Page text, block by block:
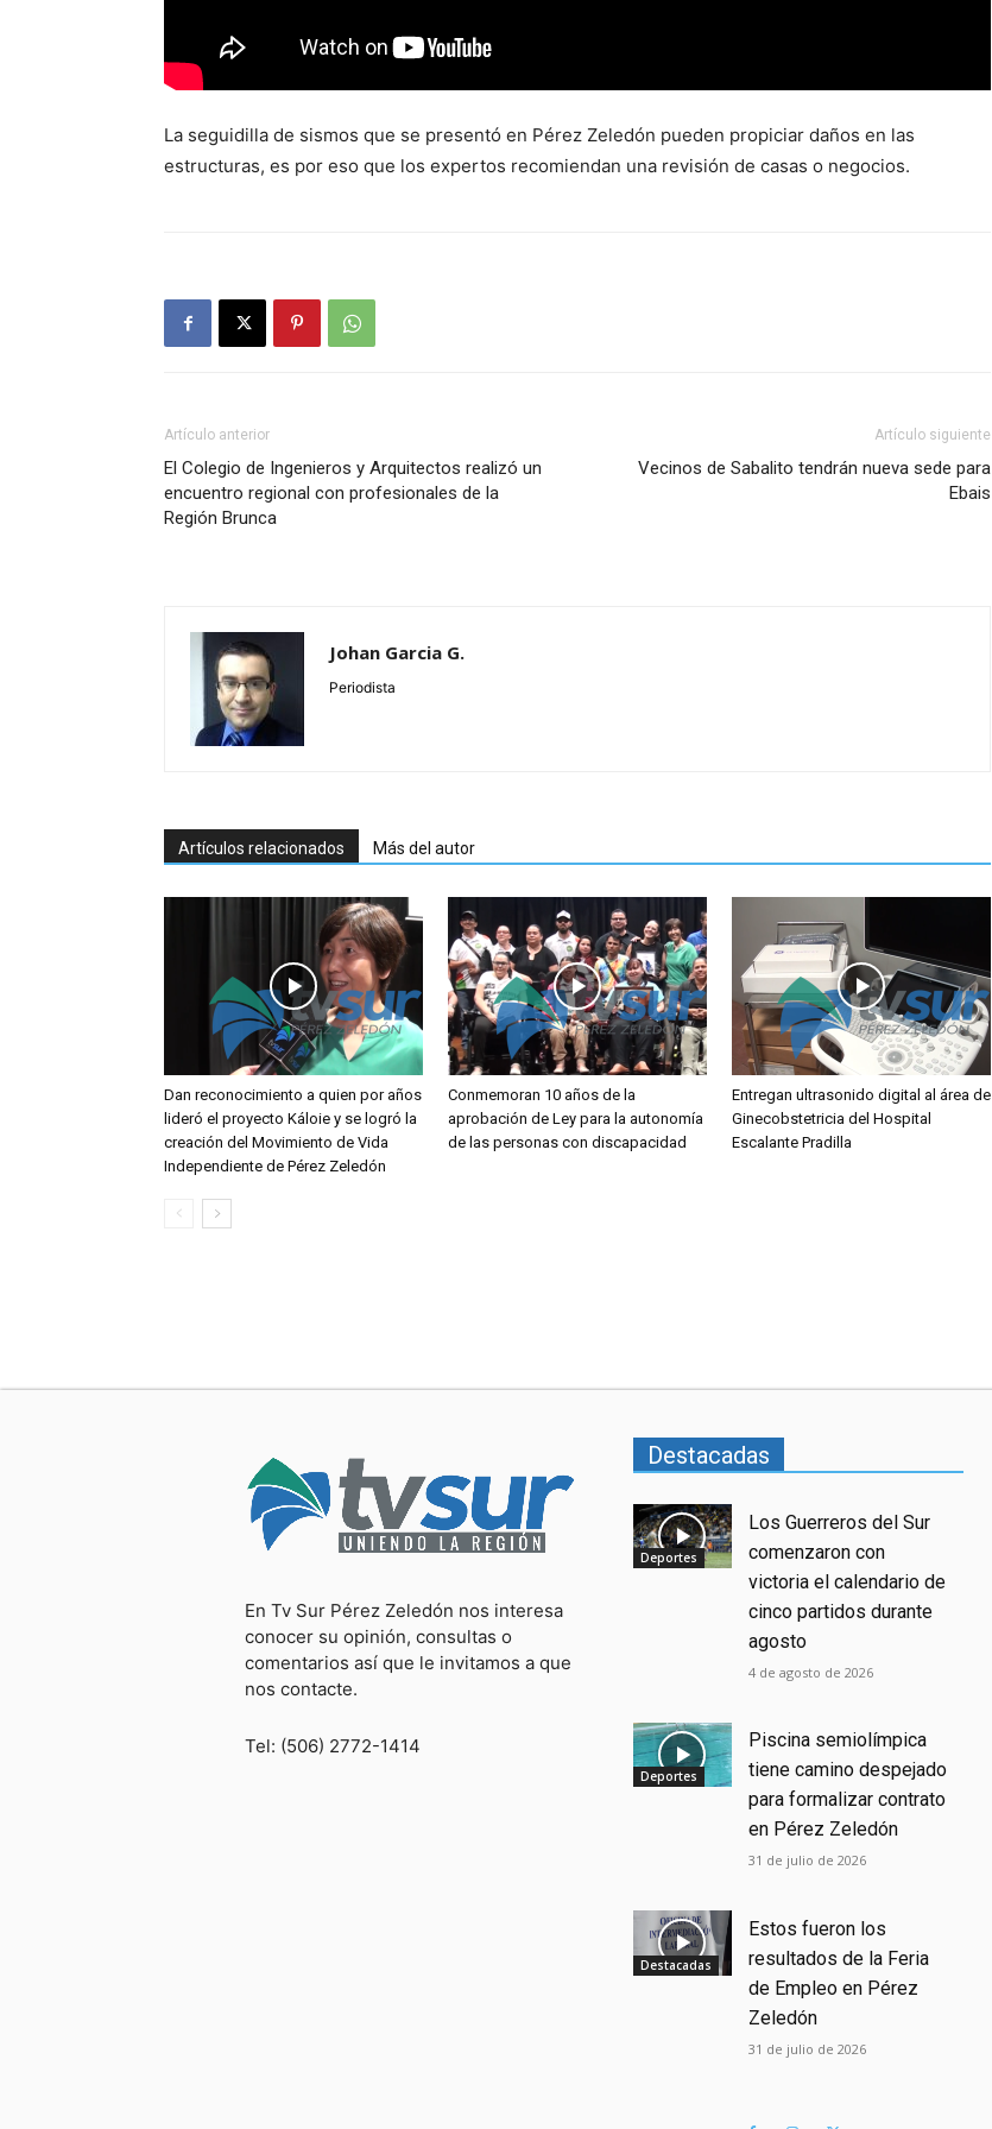
La seguidilla de sismos que se presentó en Pérez Zeledón pueden propiciar daños en las
estructuras, es por eso que los expertos recomiendan una revisión de casas o negocios.
Artículo anterior
El Colegio de Ingenieros y Arquitectos realizó un
encuentro regional con profesionales de la
Región Brunca
Artículo siguiente
Vecinos de Sabalito tendrán nueva sede para
Ebais
Johan Garcia G.
Periodista
Artículos relacionados Más del autor
Dan reconocimiento a quien por años
lideró el proyecto Káloie y se logró la
creación del Movimiento de Vida
Independiente de Pérez Zeledón
Conmemoran 10 años de la
aprobación de Ley para la autonomía
de las personas con discapacidad
Entregan ultrasonido digital al área de
Ginecobstetricia del Hospital
Escalante Pradilla
En Tv Sur Pérez Zeledón nos interesa
conocer su opinión, consultas o
comentarios así que le invitamos a que
nos contacte.
Tel: (506) 2772-1414
Destacadas
Deportes
Los Guerreros del Sur
comenzaron con
victoria el calendario de
cinco partidos durante
agosto
4 de agosto de 2026
Deportes
Piscina semiolímpica
tiene camino despejado
para formalizar contrato
en Pérez Zeledón
31 de julio de 2026
Destacadas
Estos fueron los
resultados de la Feria
de Empleo en Pérez
Zeledón
31 de julio de 2026